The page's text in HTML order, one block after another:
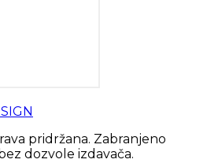
pridržana. Zabranjeno
dozvole izdavača.